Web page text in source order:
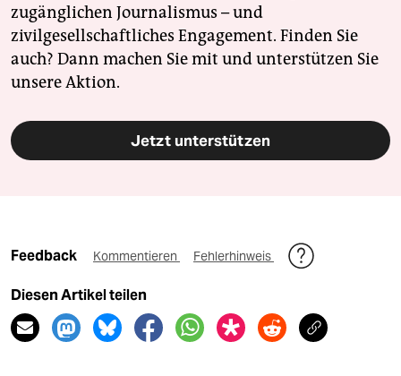
zugänglichen Journalismus – und
zivilgesellschaftliches Engagement. Finden Sie
auch? Dann machen Sie mit und unterstützen Sie
unsere Aktion.
Jetzt unterstützen
Feedback Kommentieren Fehlerhinweis
Diesen Artikel teilen